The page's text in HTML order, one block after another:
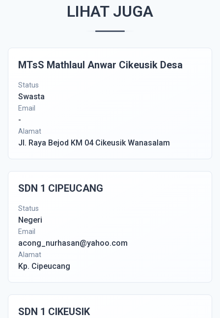
LIHAT JUGA
MTsS Mathlaul Anwar Cikeusik Desa
Status
Swasta
Email
-
Alamat
Jl. Raya Bejod KM 04 Cikeusik Wanasalam
SDN 1 CIPEUCANG
Status
Negeri
Email
acong_nurhasan@yahoo.com
Alamat
Kp. Cipeucang
SDN 1 CIKEUSIK